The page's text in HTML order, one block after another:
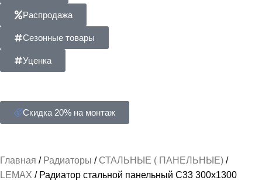
Распродажа
Сезонные товары
Уценка
Скидка 20% на монтаж
Главная Радиаторы
СТАЛЬНЫЕ ( ПАНЕЛЬНЫЕ)
LEMAX
Радиатор стальной панельный C33 300х1300